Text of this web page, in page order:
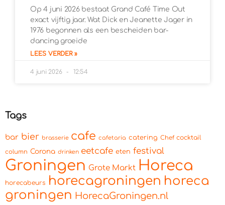
Op 4 juni 2026 bestaat Grand Café Time Out
exact vijftig jaar. Wat Dick en Jeanette Jager in
1976 begonnen als een bescheiden bar-
dancing groeide
LEES VERDER »
4 juni 2026 12:54
Tags
bar bier brasserie cafe cafetaria catering Chef cocktail
column Corona drinken eetcafe eten festival
Groningen Grote Markt Horeca
horecabeurs horecagroningen horeca
groningen HorecaGroningen.nl